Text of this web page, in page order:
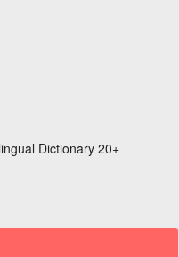
Dictionary 20+